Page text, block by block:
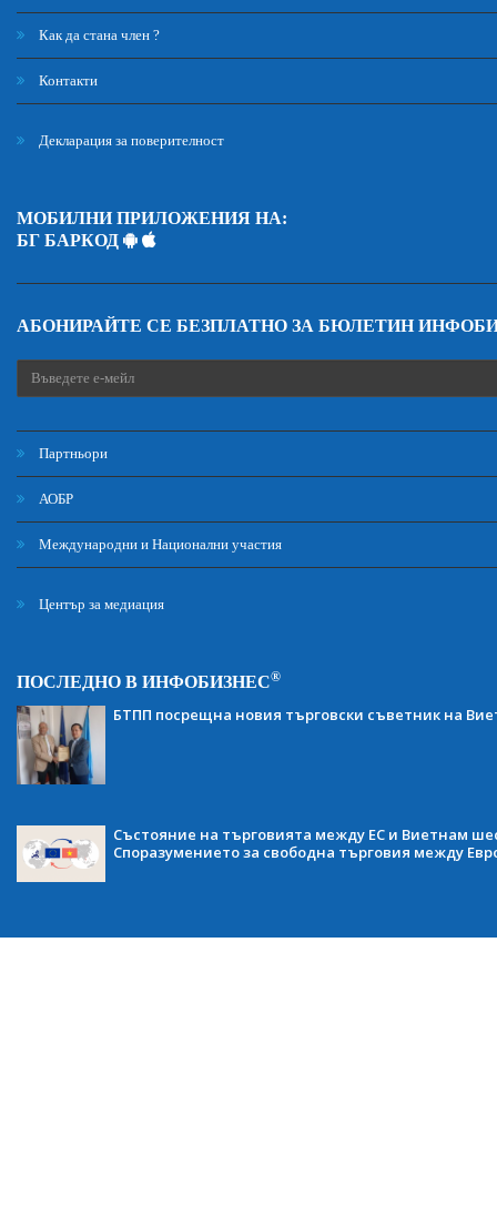
Как да стана член ?
Контакти
Декларация за поверителност
МОБИЛНИ ПРИЛОЖЕНИЯ НА:
БГ БАРКОД
АБОНИРАЙТЕ СЕ БЕЗПЛАТНО ЗА БЮЛЕТИН
Партньори
АОБР
Международни и Национални участия
Център за медиация
ПОСЛЕДНО В ИНФОБИЗНЕС®
БТПП посрещна новия търговски съветник на
Състояние на търговията между ЕС и Виетнам
Споразумението за свободна търговия между